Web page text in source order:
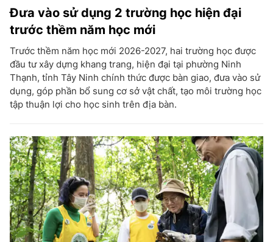
Đưa vào sử dụng 2 trường học hiện đại
trước thềm năm học mới
Trước thềm năm học mới 2026-2027, hai trường học được
đầu tư xây dựng khang trang, hiện đại tại phường Ninh
Thạnh, tỉnh Tây Ninh chính thức được bàn giao, đưa vào sử
dụng, góp phần bổ sung cơ sở vật chất, tạo môi trường học
tập thuận lợi cho học sinh trên địa bàn.